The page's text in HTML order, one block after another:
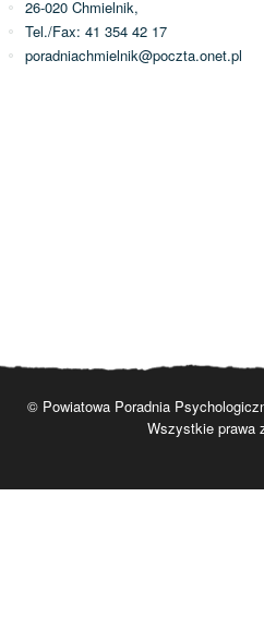
26-020 Chmielnik,
Tel./Fax: 41 354 42 17
poradniachmielnik@poczta.onet.pl
© Powiatowa Poradnia
Wszystkie prawa